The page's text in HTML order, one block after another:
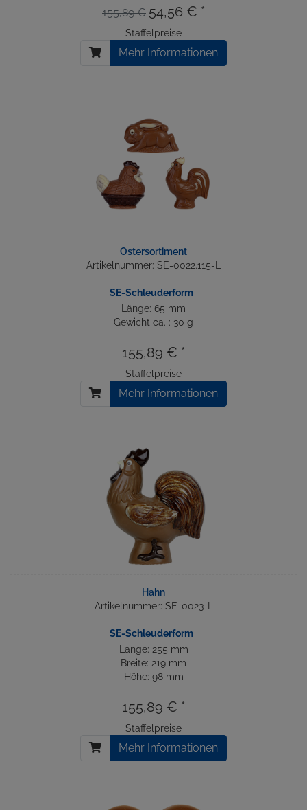
155,89 € 54,56 € *
Staffelpreise
Mehr Informationen
Ostersortiment
Artikelnummer: SE-0022.115-L
SE-Schleuderform
Länge: 65 mm
Gewicht ca. : 30 g
155,89 € *
Staffelpreise
Mehr Informationen
Hahn
Artikelnummer: SE-0023-L
SE-Schleuderform
Länge: 255 mm
Breite: 219 mm
Höhe: 98 mm
155,89 € *
Staffelpreise
Mehr Informationen